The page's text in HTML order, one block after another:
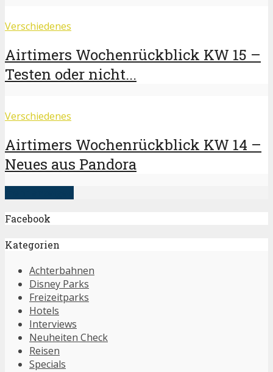
Verschiedenes
Airtimers Wochenrückblick KW 15 –
Testen oder nicht...
Verschiedenes
Airtimers Wochenrückblick KW 14 –
Neues aus Pandora
Facebook
Kategorien
Achterbahnen
Disney Parks
Freizeitparks
Hotels
Interviews
Neuheiten Check
Reisen
Specials